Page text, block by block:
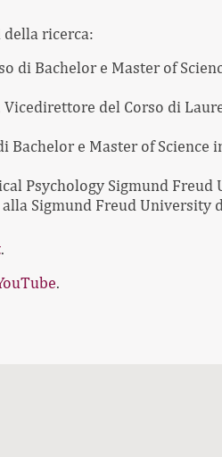
della ricerca:
di Bachelor e Master of
del Corso di
Bachelor e Master of Science
Psychology Sigmund Freud
Sigmund Freud University
.
.